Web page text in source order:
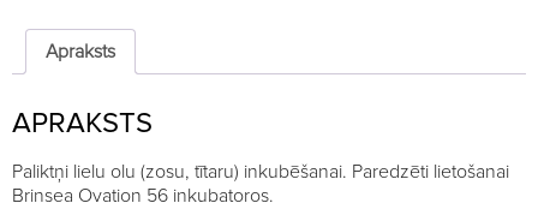
laiviņas
lielām
olām
Apraksts
APRAKSTS
Paliktņi lielu olu (zosu, tītaru) inkubēšanai. Paredzēti lietošanai
Brinsea Ovation 56 inkubatoros.